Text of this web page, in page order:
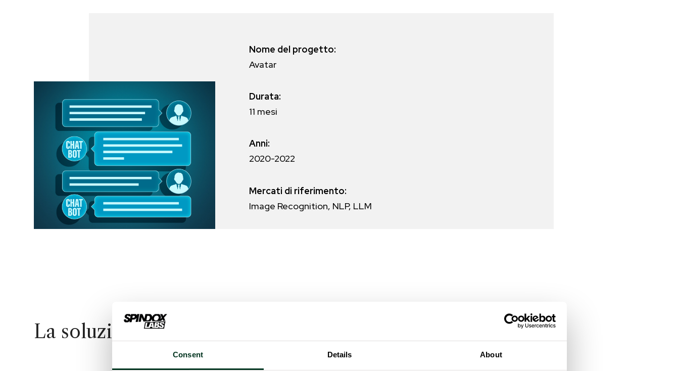
Consent Details About
Nome del progetto:
Avatar
Durata:
11 mesi
Anni:
2020-2022
Mercati di riferimento:
Image Recognition, NLP, LLM
La soluzione realizzata